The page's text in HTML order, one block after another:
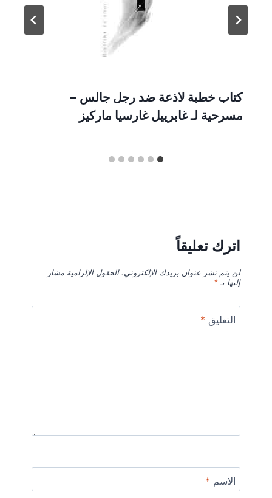
كتاب خطبة لاذعة ضد رجل جالس –
مسرحية لـ غابرييل غارسيا ماركيز
اترك تعليقاً
لن يتم نشر عنوان بريدك الإلكتروني. الحقول الإلزامية مشار
إليها بـ*
التعليق *
الاسم *